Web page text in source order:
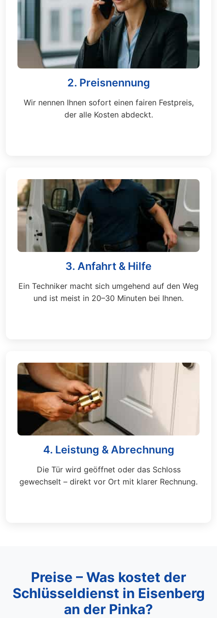
2. Preisnennung
Wir nennen Ihnen sofort einen fairen Festpreis,
der alle Kosten abdeckt.
3. Anfahrt & Hilfe
Ein Techniker macht sich umgehend auf den Weg
und ist meist in 20–30 Minuten bei Ihnen.
4. Leistung & Abrechnung
Die Tür wird geöffnet oder das Schloss
gewechselt – direkt vor Ort mit klarer Rechnung.
Preise – Was kostet der
Schlüsseldienst in Eisenberg
an der Pinka?